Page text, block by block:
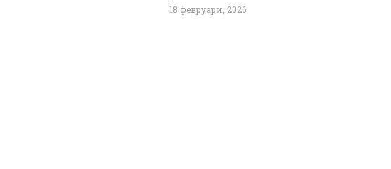
18 февруари, 2026